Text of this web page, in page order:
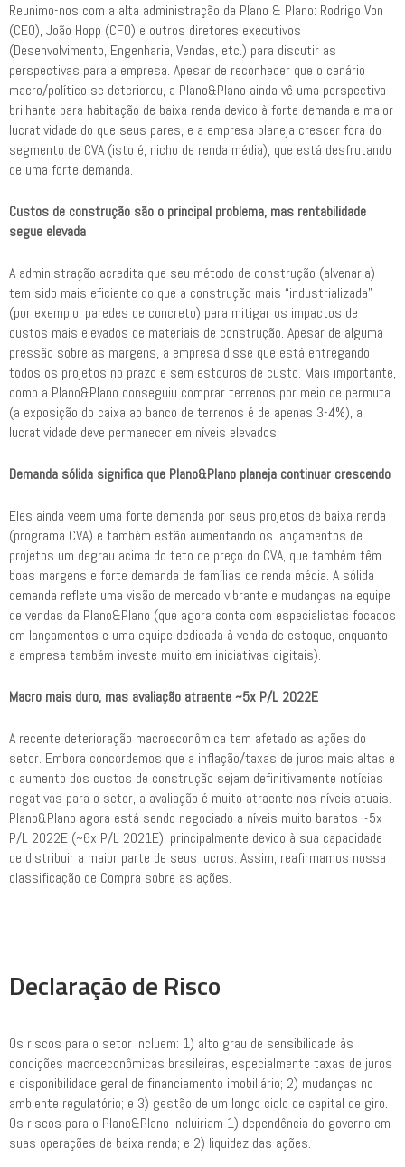
Reunimo-nos com a alta administração da Plano & Plano: Rodrigo Von
(CEO), João Hopp (CFO) e outros diretores executivos
(Desenvolvimento, Engenharia, Vendas, etc.) para discutir as
perspectivas para a empresa. Apesar de reconhecer que o cenário
macro/político se deteriorou, a Plano&Plano ainda vê uma perspectiva
brilhante para habitação de baixa renda devido à forte demanda e maior
lucratividade do que seus pares, e a empresa planeja crescer fora do
segmento de CVA (isto é, nicho de renda média), que está desfrutando
de uma forte demanda.
Custos de construção são o principal problema, mas rentabilidade
segue elevada
A administração acredita que seu método de construção (alvenaria)
tem sido mais eficiente do que a construção mais “industrializada”
(por exemplo, paredes de concreto) para mitigar os impactos de
custos mais elevados de materiais de construção. Apesar de alguma
pressão sobre as margens, a empresa disse que está entregando
todos os projetos no prazo e sem estouros de custo. Mais importante,
como a Plano&Plano conseguiu comprar terrenos por meio de permuta
(a exposição do caixa ao banco de terrenos é de apenas 3-4%), a
lucratividade deve permanecer em níveis elevados.
Demanda sólida significa que Plano&Plano planeja continuar crescendo
Eles ainda veem uma forte demanda por seus projetos de baixa renda
(programa CVA) e também estão aumentando os lançamentos de
projetos um degrau acima do teto de preço do CVA, que também têm
boas margens e forte demanda de famílias de renda média. A sólida
demanda reflete uma visão de mercado vibrante e mudanças na equipe
de vendas da Plano&Plano (que agora conta com especialistas focados
em lançamentos e uma equipe dedicada à venda de estoque, enquanto
a empresa também investe muito em iniciativas digitais).
Macro mais duro, mas avaliação atraente ~5x P/L 2022E
A recente deterioração macroeconômica tem afetado as ações do
setor. Embora concordemos que a inflação/taxas de juros mais altas e
o aumento dos custos de construção sejam definitivamente notícias
negativas para o setor, a avaliação é muito atraente nos níveis atuais.
Plano&Plano agora está sendo negociado a níveis muito baratos ~5x
P/L 2022E (~6x P/L 2021E), principalmente devido à sua capacidade
de distribuir a maior parte de seus lucros. Assim, reafirmamos nossa
classificação de Compra sobre as ações.
Declaração de Risco
Os riscos para o setor incluem: 1) alto grau de sensibilidade às
condições macroeconômicas brasileiras, especialmente taxas de juros
e disponibilidade geral de financiamento imobiliário; 2) mudanças no
ambiente regulatório; e 3) gestão de um longo ciclo de capital de giro.
Os riscos para o Plano&Plano incluiriam 1) dependência do governo em
suas operações de baixa renda; e 2) liquidez das ações.